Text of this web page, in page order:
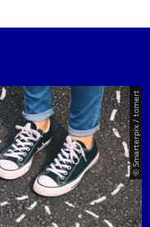
© Smarterpix / tomert